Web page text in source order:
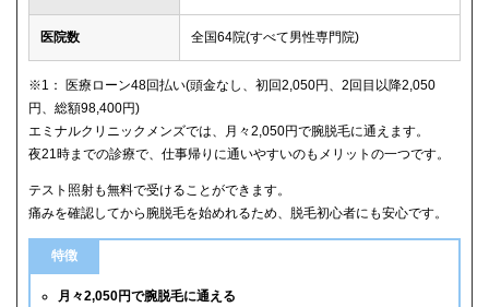
医院数 全国64院(すべて男性専門院)
※1： 医療ローン48回払い(頭金なし、初回2,050円、2回目以降2,050
円、総額98,400円)
エミナルクリニックメンズでは、月々2,050円で腕脱毛に通えます。
夜21時までの診療で、仕事帰りに通いやすいのもメリットの一つです。
テスト照射も無料で受けることができます。
痛みを確認してから腕脱毛を始めれるため、脱毛初心者にも安心です。
特徴
月々2,050円で腕脱毛に通える